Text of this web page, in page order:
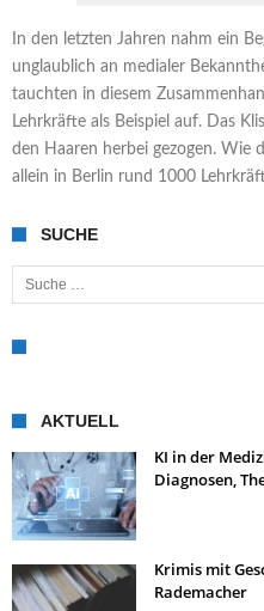
In den letzten Jahren nahm ein
unglaublich an medialer
tauchten in diesem
Lehrkräfte als Beispiel auf. Das
den Haaren herbei gezogen. Wie
allein in Berlin rund 1000
SUCHE
Suche nach:
AKTUELL
KI in der
Diagnosen,
Krimis mit
Rademacher